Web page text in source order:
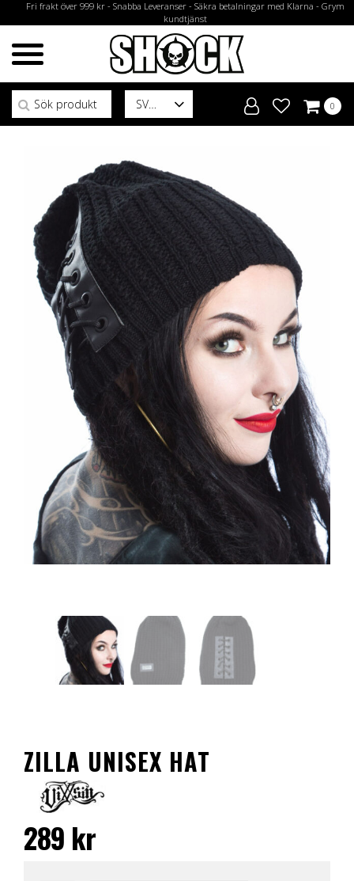
Fri frakt över 999 kr - Snabba Leveranser - Säkra betalningar med Klarna - Grym
kundtjänst
SV
Sök efter:
0
ZILLA UNISEX HAT
289 kr